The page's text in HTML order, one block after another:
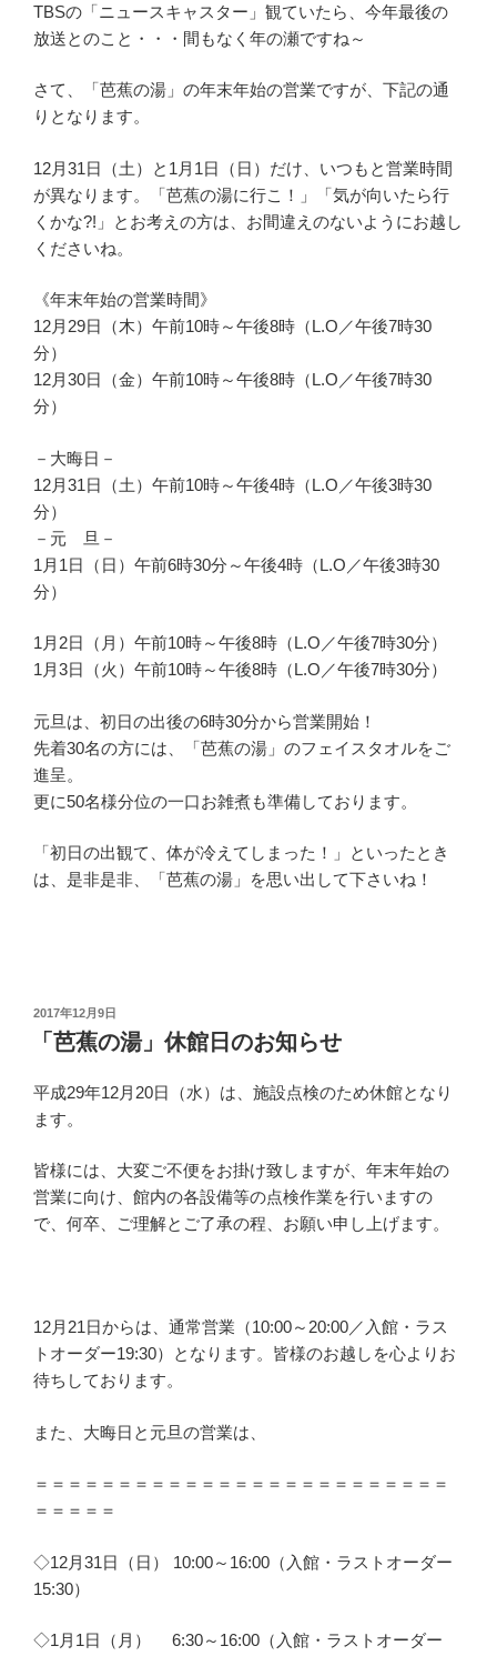
TBSの「ニュースキャスター」観ていたら、今年最後の
放送とのこと・・・間もなく年の瀬ですね～
さて、「芭蕉の湯」の年末年始の営業ですが、下記の通
りとなります。
12月31日（土）と1月1日（日）だけ、いつもと営業時間
が異なります。「芭蕉の湯に行こ！」「気が向いたら行
くかな?!」とお考えの方は、お間違えのないようにお越し
くださいね。
《年末年始の営業時間》
12月29日（木）午前10時～午後8時（L.O／午後7時30
分）
12月30日（金）午前10時～午後8時（L.O／午後7時30
分）
－大晦日－
12月31日（土）午前10時～午後4時（L.O／午後3時30
分）
－元 旦－
1月1日（日）午前6時30分～午後4時（L.O／午後3時30
分）
1月2日（月）午前10時～午後8時（L.O／午後7時30分）
1月3日（火）午前10時～午後8時（L.O／午後7時30分）
元旦は、初日の出後の6時30分から営業開始！
先着30名の方には、「芭蕉の湯」のフェイスタオルをご
進呈。
更に50名様分位の一口お雑煮も準備しております。
「初日の出観て、体が冷えてしまった！」といったとき
は、是非是非、「芭蕉の湯」を思い出して下さいね！
投
2017年12月9日
「芭蕉の湯」休館日のお知らせ
平成29年12月20日（水）は、施設点検のため休館となり
ます。
皆様には、大変ご不便をお掛け致しますが、年末年始の
営業に向け、館内の各設備等の点検作業を行いますの
で、何卒、ご理解とご了承の程、お願い申し上げます。
12月21日からは、通常営業（10:00～20:00／入館・ラス
トオーダー19:30）となります。皆様のお越しを心よりお
待ちしております。
また、大晦日と元旦の営業は、
＝＝＝＝＝＝＝＝＝＝＝＝＝＝＝＝＝＝＝＝＝＝＝＝＝
＝＝＝＝＝
◇12月31日（日） 10:00～16:00（入館・ラストオーダー
15:30）
◇1月1日（月） 6:30～16:00（入館・ラストオーダー